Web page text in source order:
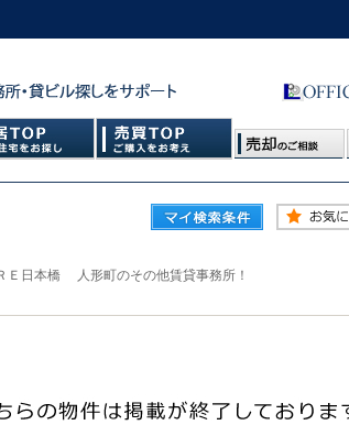
Ｅ日本橋 人形町のその他賃貸事務所！